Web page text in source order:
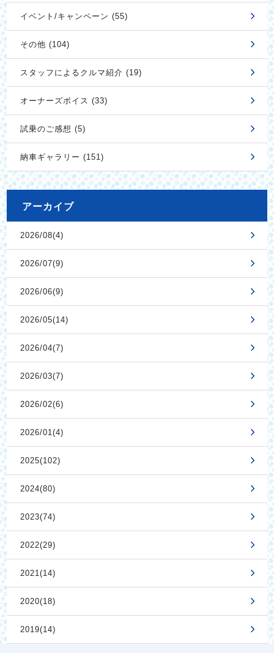
イベント/キャンペーン (55)
その他 (104)
スタッフによるクルマ紹介 (19)
オーナーズボイス (33)
試乗のご感想 (5)
納車ギャラリー (151)
アーカイブ
2026/08(4)
2026/07(9)
2026/06(9)
2026/05(14)
2026/04(7)
2026/03(7)
2026/02(6)
2026/01(4)
2025(102)
2024(80)
2023(74)
2022(29)
2021(14)
2020(18)
2019(14)